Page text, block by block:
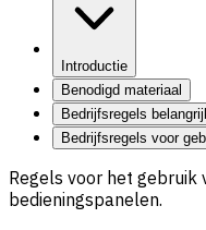
Introductie
Benodigd materiaal
Bedrijfsregels
Bedrijfsregels voor
Regels voor het gebruik
bedieningspanelen.